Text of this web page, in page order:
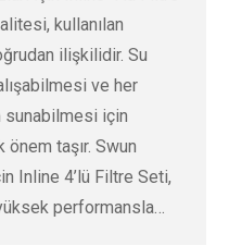
kullanılan
ilişkilidir. Su
ve her
sunabilmesi için
taşır. Swun
Inline 4’lü Filtre Seti,
performansla…